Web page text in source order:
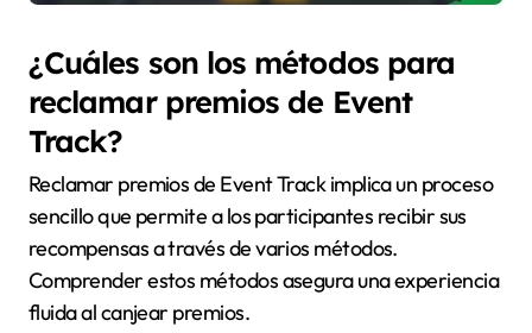
¿Cuáles son los métodos para
reclamar premios de Event
Track?
Reclamar premios de Event Track implica un proceso
sencillo que permite a los participantes recibir sus
recompensas a través de varios métodos.
Comprender estos métodos asegura una experiencia
fluida al canjear premios.